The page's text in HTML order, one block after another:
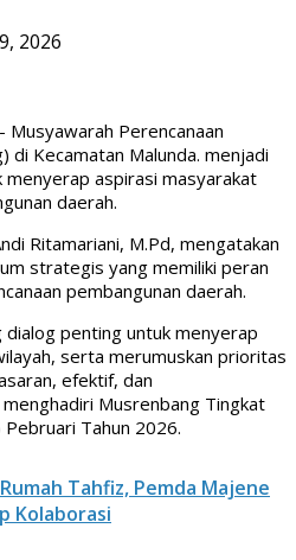
2026
Musyawarah Perencanaan
di Kecamatan Malunda. menjadi
aspirasi masyarakat
daerah.
Ritamariani, M.Pd, mengatakan
strategis yang memiliki peran
pembangunan daerah.
dialog penting untuk menyerap
serta merumuskan prioritas
efektif, dan
Musrenbang Tingkat
Pebruari Tahun 2026.
Tahfiz, Pemda Majene
Kolaborasi